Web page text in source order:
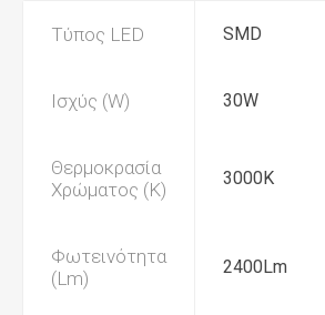
Τύπος LED SMD
Ισχύς (W) 30W
Θερμοκρασία
Χρώματος (K)
3000K
Φωτεινότητα
(Lm)
2400Lm